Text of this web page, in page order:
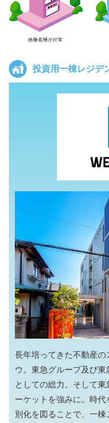
投資用一棟レジデ
長年培ってきた不動産
ウ。東急グループ及び
としての総力。そして
ーケットを強みに。時
別化を図ることで、一